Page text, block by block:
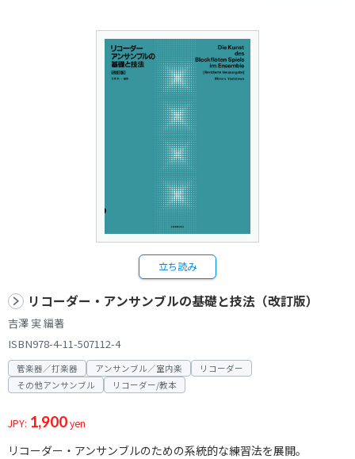
立ち読み
リコーダー・アンサンブルの基礎と技法（改訂版）
吉澤 実 編著
ISBN978-4-11-507112-4
管楽器／打楽器 アンサンブル／室内楽
リコーダー
その他アンサンブル
リコーダー/教本
JPY: 1,900yen
リコーダー・アンサンブルのための系統的な練習法を展開。